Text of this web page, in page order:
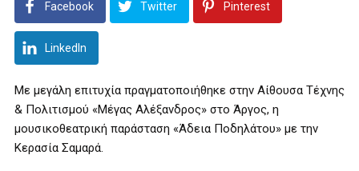
Facebook Twitter Pinterest
LinkedIn
Με μεγάλη επιτυχία πραγματοποιήθηκε στην Αίθουσα Τέχνης
& Πολιτισμού «Μέγας Αλέξανδρος» στο Άργος, η
μουσικοθεατρική παράσταση «Άδεια Ποδηλάτου» με την
Κερασία Σαμαρά.